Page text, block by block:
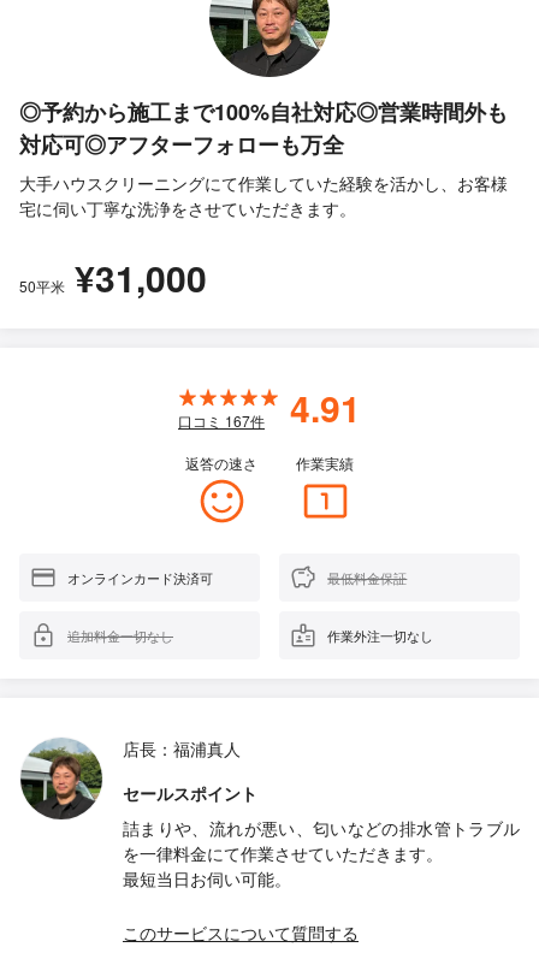
◎予約から施工まで100%自社対応◎営業時間外も
対応可◎アフターフォローも万全
大手ハウスクリーニングにて作業していた経験を活かし、お客様
宅に伺い丁寧な洗浄をさせていただきます。
50平米 ¥31,000
口コミ 167件 4.91
返答の速さ 作業実績
オンラインカード決済可 最低料金保証
追加料金一切なし 作業外注一切なし
店長：福浦真人
セールスポイント
詰まりや、流れが悪い、匂いなどの排水管トラブル
を一律料金にて作業させていただきます。
最短当日お伺い可能。
このサービスについて質問する